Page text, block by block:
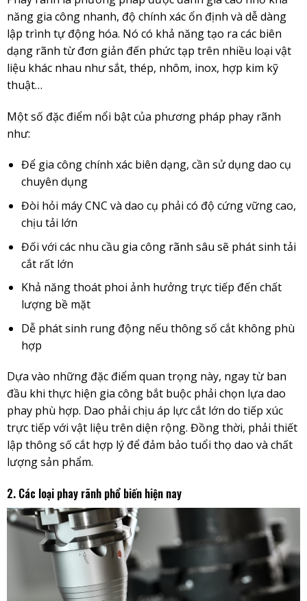
năng gia công nhanh, độ chính xác ổn định và dễ dàng
lập trình tự động hóa. Nó có khả năng tạo ra các biên
dạng rãnh từ đơn giản đến phức tạp trên nhiều loại vật
liệu khác nhau như sắt, thép, nhôm, inox, hợp kim kỹ
thuật…
Một số đặc điểm nổi bật của phương pháp phay rãnh
như:
Để gia công chính xác biên dạng, cần sử dụng dao cụ
chuyên dụng
Đòi hỏi máy CNC và dao cụ phải có độ cứng vững cao,
chịu tải lớn
Đối với các nhu cầu gia công rãnh sâu sẽ phát sinh tải
cắt rất lớn
Khả năng thoát phoi ảnh hưởng trực tiếp đến chất
lượng bề mặt
Dễ phát sinh rung động nếu thông số cắt không phù
hợp
Dựa vào những đặc điểm quan trọng này, ngay từ ban
đầu khi thực hiện gia công bắt buộc phải chọn lựa dao
phay phù hợp. Dao phải chịu áp lực cắt lớn do tiếp xúc
trực tiếp với vật liệu trên diện rộng. Đồng thời, phải thiết
lập thông số cắt hợp lý để đảm bảo tuổi thọ dao và chất
lượng sản phẩm.
2. Các loại phay rãnh phổ biến hiện nay